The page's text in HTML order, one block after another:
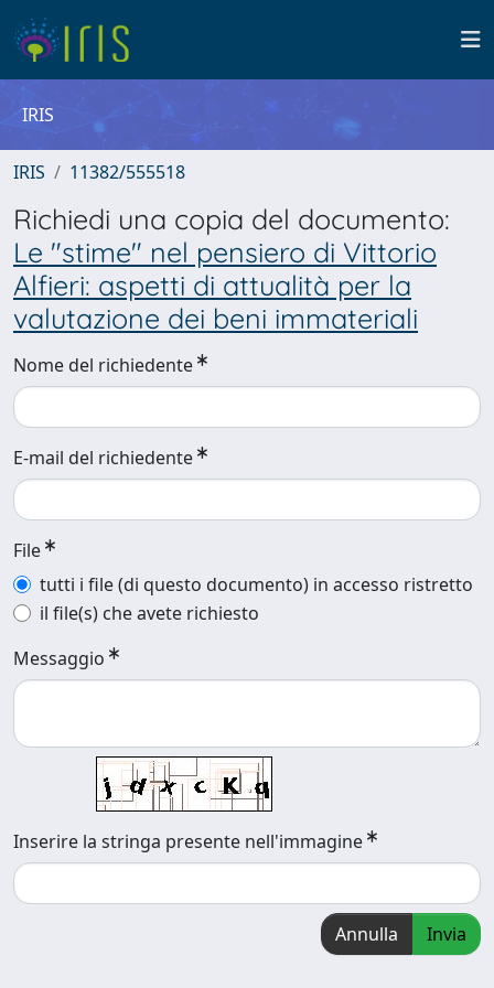
IRIS
IRIS 11382/555518
Richiedi una copia del documento:
Le "stime" nel pensiero di Vittorio
Alfieri: aspetti di attualità per la
valutazione dei beni immateriali
Nome del richiedente
E-mail del richiedente
File
tutti i file (di questo documento) in accesso ristretto
il file(s) che avete richiesto
Messaggio
Inserire la stringa presente nell'immagine
Annulla Invia